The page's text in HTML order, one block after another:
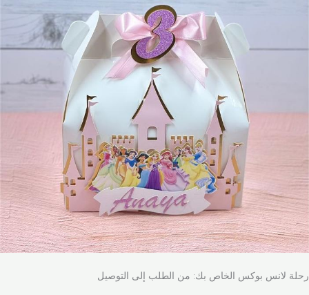
رحلة لانس بوكس الخاص بك: من الطلب إلى التوصيل